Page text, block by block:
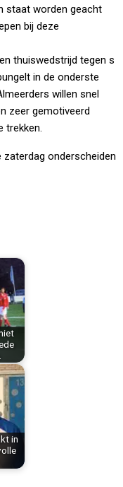
staat worden geacht
bij deze
thuiswedstrijd tegen s
in de onderste
willen snel
zeer gemotiveerd
trekken.
onderscheiden
in